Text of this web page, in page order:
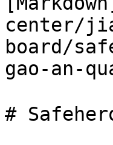
center/
board/
gao-an-
#